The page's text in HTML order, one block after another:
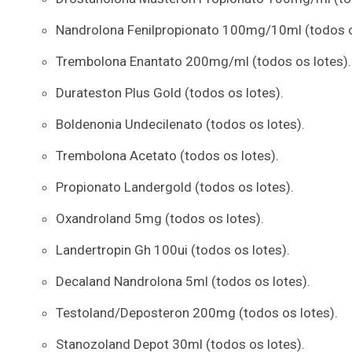
Nandrolona Fenilpropionato 100mg/10ml (todos
Trembolona Enantato 200mg/ml (todos os lotes).
Durateston Plus Gold (todos os lotes).
Boldenonia Undecilenato (todos os lotes).
Trembolona Acetato (todos os lotes).
Propionato Landergold (todos os lotes).
Oxandroland 5mg (todos os lotes).
Landertropin Gh 100ui (todos os lotes).
Decaland Nandrolona 5ml (todos os lotes).
Testoland/Deposteron 200mg (todos os lotes).
Stanozoland Depot 30ml (todos os lotes).
07 08 11
20 21 23
detalhes
05 08 10 12
35 36 43 49 50
63 64
Ver detalhes